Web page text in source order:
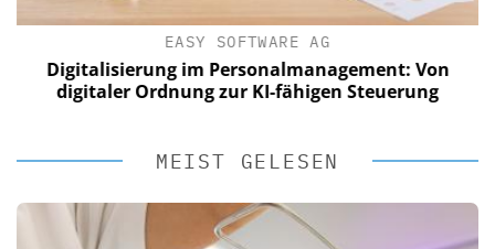
EASY SOFTWARE AG
Digitalisierung im Personalmanagement: Von
digitaler Ordnung zur KI-fähigen Steuerung
MEIST GELESEN